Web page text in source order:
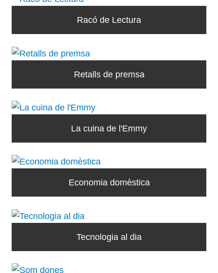
Racó de Lectura
Retalls de premsa
La cuina de l'Emmy
Economia domèstica
Tecnologia al dia